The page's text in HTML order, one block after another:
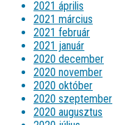
2021 április
2021 március
2021 február
2021 január
2020 december
2020 november
2020 október
2020 szeptember
2020 augusztus